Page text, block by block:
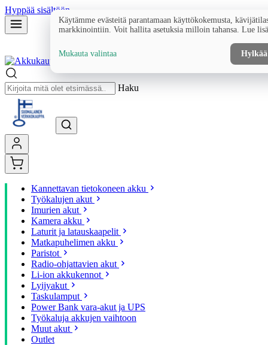
Hyppää sisältöön
Haku
Kannettavan tietokoneen akku
Työkalujen akut
Imurien akut
Kamera akku
Laturit ja latauskaapelit
Matkapuhelimen akku
Paristot
Radio-ohjattavien akut
Li-ion akkukennot
Lyijyakut
Taskulamput
Power Bank vara-akut ja UPS
Työkaluja akkujen vaihtoon
Muut akut
Outlet
Käytämme evästeitä parantamaan käyttökokemusta,
markkinointiin. Voit hallita asetuksia milloin tahansa. Lue
Mukauta valintaa Hylkää